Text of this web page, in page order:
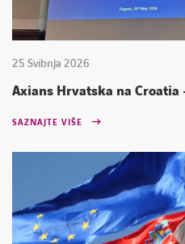
25 Svibnja 2026
Axians Hrvatska na Croatia
SAZNAJTE VIŠE